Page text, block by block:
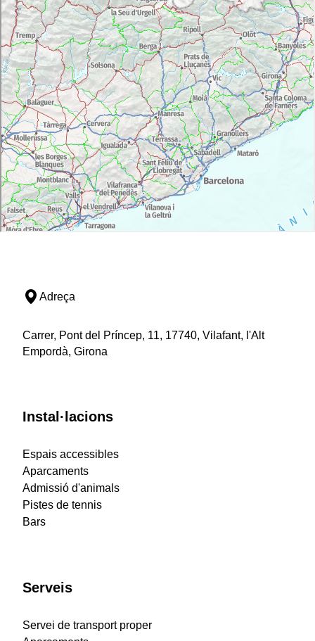
Adreça
Carrer, Pont del Príncep, 11, 17740, Vilafant, l'Alt
Empordà, Girona
Instal·lacions
Espais accessibles
Aparcaments
Admissió d'animals
Pistes de tennis
Bars
Serveis
Servei de transport proper